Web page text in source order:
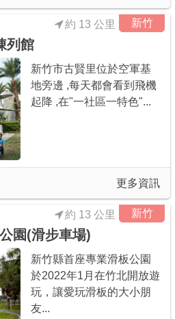
新竹
約 13 公里
列館
新竹市古賢里位於空軍基
地旁邊 ,每天都會看到飛機
起降 ,在"一社區一特色"...
更多資訊
新竹
約 13 公里
園(滑步車場)
新竹縣首座專業滑板公園
於2022年1月在竹北開放遊
玩，讓愛玩滑板的大小朋
友...